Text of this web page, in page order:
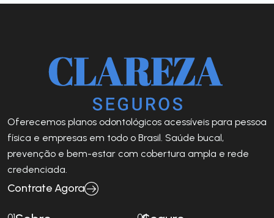
Oferecemos planos odontológicos acessíveis para pessoa
física e empresas em todo o Brasil. Saúde bucal,
prevenção e bem-estar com cobertura ampla e rede
credenciada.
Contrate Agora